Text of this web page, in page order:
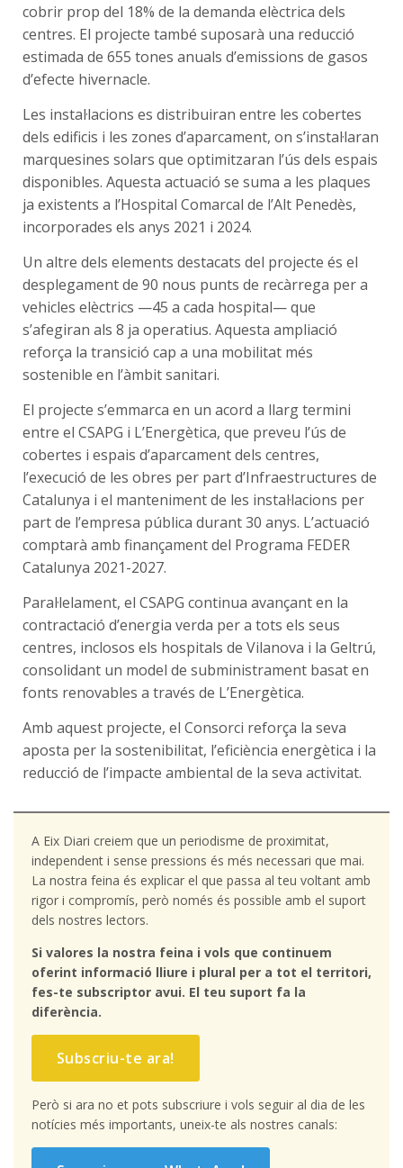
cobrir prop del 18% de la demanda elèctrica dels
centres. El projecte també suposarà una reducció
estimada de 655 tones anuals d’emissions de gasos
d’efecte hivernacle.
Les instal·lacions es distribuiran entre les cobertes
dels edificis i les zones d’aparcament, on s’instal·laran
marquesines solars que optimitzaran l’ús dels espais
disponibles. Aquesta actuació se suma a les plaques
ja existents a l’Hospital Comarcal de l’Alt Penedès,
incorporades els anys 2021 i 2024.
Un altre dels elements destacats del projecte és el
desplegament de 90 nous punts de recàrrega per a
vehicles elèctrics —45 a cada hospital— que
s’afegiran als 8 ja operatius. Aquesta ampliació
reforça la transició cap a una mobilitat més
sostenible en l’àmbit sanitari.
El projecte s’emmarca en un acord a llarg termini
entre el CSAPG i L’Energètica, que preveu l’ús de
cobertes i espais d’aparcament dels centres,
l’execució de les obres per part d’Infraestructures de
Catalunya i el manteniment de les instal·lacions per
part de l’empresa pública durant 30 anys. L’actuació
comptarà amb finançament del Programa FEDER
Catalunya 2021-2027.
Paral·lelament, el CSAPG continua avançant en la
contractació d’energia verda per a tots els seus
centres, inclosos els hospitals de Vilanova i la Geltrú,
consolidant un model de subministrament basat en
fonts renovables a través de L’Energètica.
Amb aquest projecte, el Consorci reforça la seva
aposta per la sostenibilitat, l’eficiència energètica i la
reducció de l’impacte ambiental de la seva activitat.
A Eix Diari creiem que un periodisme de proximitat,
independent i sense pressions és més necessari que mai.
La nostra feina és explicar el que passa al teu voltant amb
rigor i compromís, però només és possible amb el suport
dels nostres lectors.
Si valores la nostra feina i vols que continuem
oferint informació lliure i plural per a tot el territori,
fes-te subscriptor avui. El teu suport fa la
diferència.
Subscriu-te ara!
Però si ara no et pots subscriure i vols seguir al dia de les
notícies més importants, uneix-te als nostres canals: